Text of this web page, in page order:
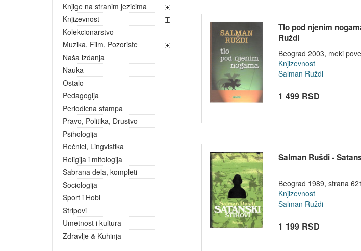
Knjige na stranim jezicima
Knjizevnost
Kolekcionarstvo
Muzika, Film, Pozoriste
Naša izdanja
Nauka
Ostalo
Pedagogija
Periodicna stampa
Pravo, Politika, Drustvo
Psihologija
Rečnici, Lingvistika
Religija i mitologija
Sabrana dela, kompleti
Sociologija
Sport i Hobi
Stripovi
Umetnost i kultura
Zdravlje & Kuhinja
Tlo pod njenim
Ruždi
Beograd 2003, meki
Knjizevnost
Salman Ruždi
1 499 RSD
Salman Rušdi -
Beograd 1989, strana
Knjizevnost
Salman Ruždi
1 199 RSD